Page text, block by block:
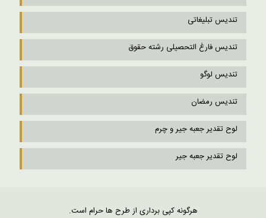
تندیس تبلیغاتی
تندیس فارغ التحصیلی رشته حقوق
تندیس لوگو
تندیس رمضان
لوح تقدیر جعبه جیر و چرم
لوح تقدیر جعبه جیر
هرگونه کپی برداری از طرح ها حرام است.